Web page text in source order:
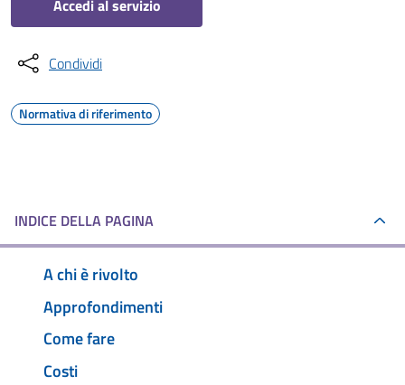
Accedi al servizio
Condividi
Normativa di riferimento
INDICE DELLA PAGINA
A chi è rivolto
Approfondimenti
Come fare
Costi